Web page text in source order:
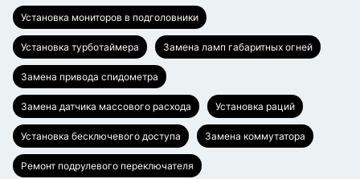
Установка мониторов в подголовники
Установка турботаймера Замена ламп габаритных огней
Замена привода спидометра
Замена датчика массового расхода Установка раций
Установка бесключевого доступа Замена коммутатора
Ремонт подрулевого переключателя